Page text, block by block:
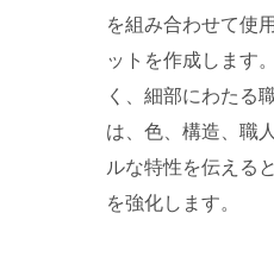
を組み合わせて使
ットを作成します
く、細部にわたる
は、色、構造、職
ルな特性を伝える
を強化します。